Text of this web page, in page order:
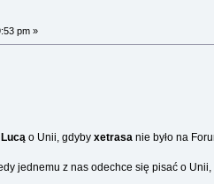
pm »
Lucąo Unii, gdyby xetrasanie było na
jednemu z nas odechce się pisać o